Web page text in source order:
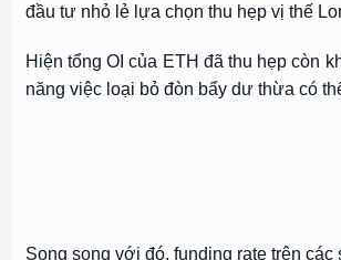
đầu tư nhỏ lẻ lựa chọn thu hẹp vị thế
Hiện tổng OI của ETH đã thu hẹp còn
năng việc loại bỏ đòn bẩy dư thừa có
Song song với đó, funding rate trên